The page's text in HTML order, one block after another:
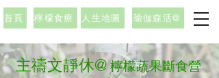
首頁 檸檬食療 人生地圖 瑜伽森活@
主禱文靜休@檸檬蔬果斷食營